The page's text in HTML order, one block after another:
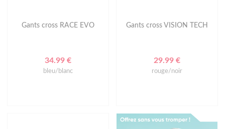
Gants cross RACE EVO
34.99 €
bleu/blanc
Gants cross VISION TECH
29.99 €
rouge/noir